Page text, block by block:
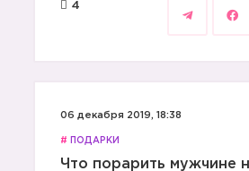
4
06 декабря 2019, 18:38
# ПОДАРКИ
Что порарить мужчине